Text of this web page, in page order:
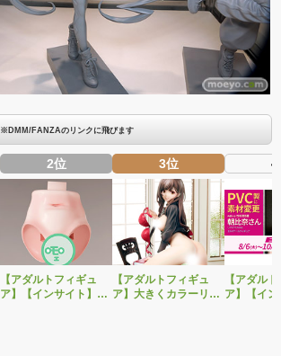
※DMM/FANZAのリンクに飛びます
2位
【アダルトフィギュ
ア】【インサイト】ベ
3位
【アダルトフィギュ
ア】大きくカラーリン
4
【アダル
ア】【イ